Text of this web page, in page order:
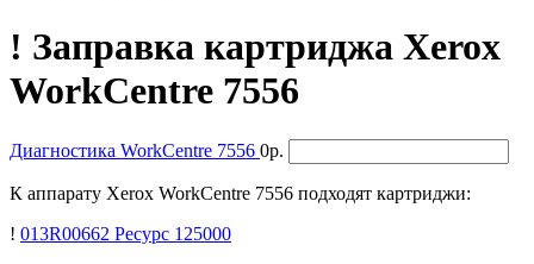
! Заправка картриджа Xerox
WorkCentre 7556
Диагностика WorkCentre 7556 0р.
К аппарату Xerox WorkCentre 7556 подходят картриджи:
! 013R00662 Ресурс 125000